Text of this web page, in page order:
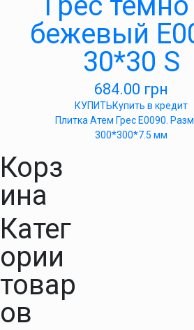
бежевый
30*30 S
684.00 грн
КУПИТЬКупить в кредит
Плитка Атем Грес Е0090.
300*300*7.5 мм
Корз
ина
Катег
ории
товар
ов